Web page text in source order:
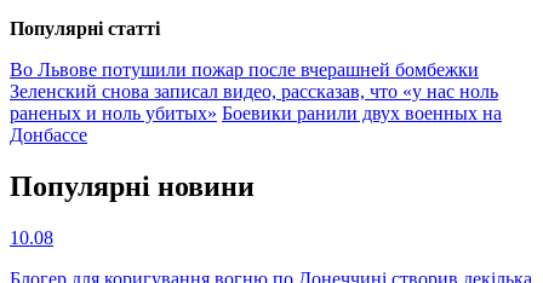
Популярнi статтi
Во Львове потушили пожар после вчерашней бомбежки
Зеленский снова записал видео, рассказав, что «у нас ноль
раненых и ноль убитых» Боевики ранили двух военных на
Донбассе
Популярнi новини
10.08
Блогер для коригування вогню по Донеччині створив декілька